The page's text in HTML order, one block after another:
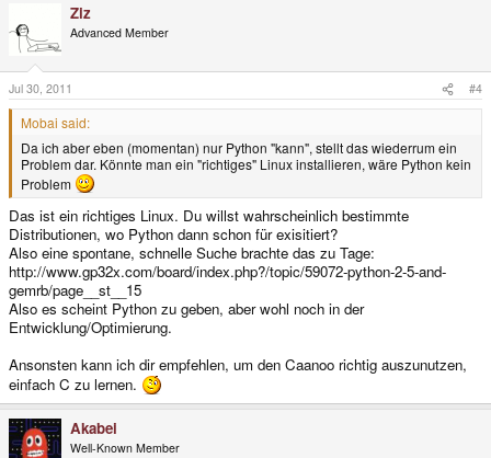
Ziz
Advanced Member
Jul 30, 2011 #4
Mobai said:
Da ich aber eben (momentan) nur Python "kann", stellt das wiederrum ein
Problem dar. Könnte man ein "richtiges" Linux installieren, wäre Python kein
Problem
Das ist ein richtiges Linux. Du willst wahrscheinlich bestimmte
Distributionen, wo Python dann schon für exisitiert?
Also eine spontane, schnelle Suche brachte das zu Tage:
http://www.gp32x.com/board/index.php?/topic/59072-python-2-5-and-
gemrb/page__st__15
Also es scheint Python zu geben, aber wohl noch in der
Entwicklung/Optimierung.
Ansonsten kann ich dir empfehlen, um den Caanoo richtig auszunutzen,
einfach C zu lernen.
Akabei
Well-Known Member